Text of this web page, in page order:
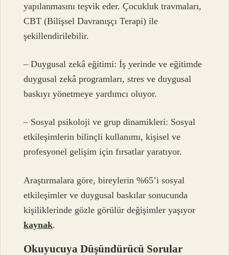
yapılanmasını teşvik eder. Çocukluk travmaları,
CBT (Bilişsel Davranışçı Terapi) ile
şekillendirilebilir.
– Duygusal zekâ eğitimi: İş yerinde ve eğitimde
duygusal zekâ programları, stres ve duygusal
baskıyı yönetmeye yardımcı oluyor.
– Sosyal psikoloji ve grup dinamikleri: Sosyal
etkileşimlerin bilinçli kullanımı, kişisel ve
profesyonel gelişim için fırsatlar yaratıyor.
Araştırmalara göre, bireylerin %65’i sosyal
etkileşimler ve duygusal baskılar sonucunda
kişiliklerinde gözle görülür değişimler yaşıyor
kaynak.
Okuyucuya Düşündürücü Sorular